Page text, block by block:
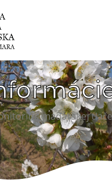
maďarskej tlače